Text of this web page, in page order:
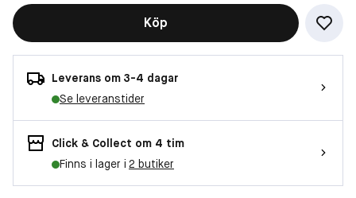
Köp
Leverans om 3-4 dagar
Se leveranstider
Click & Collect om 4 tim
Finns i lager i 2 butiker